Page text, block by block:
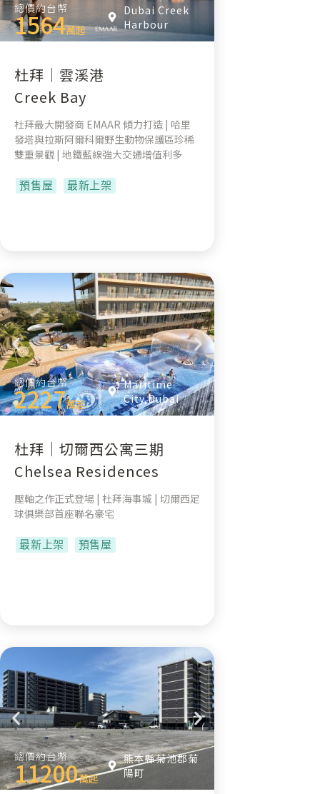
總價約台幣
1564萬起
Dubai Creek
Harbour
杜拜｜雲溪港
Creek Bay
杜拜最大開發商 EMAAR 傾力打造 | 哈里
發塔與拉斯阿爾科爾野生動物保護區珍稀
雙重景觀 | 地鐵藍線強大交通增值利多
預售屋 最新上架
總價約台幣
2227萬起
Maritime
City,Dubai
杜拜｜切爾西公寓三期
Chelsea Residences
壓軸之作正式登場 | 杜拜海事城 | 切爾西足
球俱樂部首座聯名豪宅
最新上架 預售屋
總價約台幣
11200萬起
熊本縣菊池郡菊
陽町